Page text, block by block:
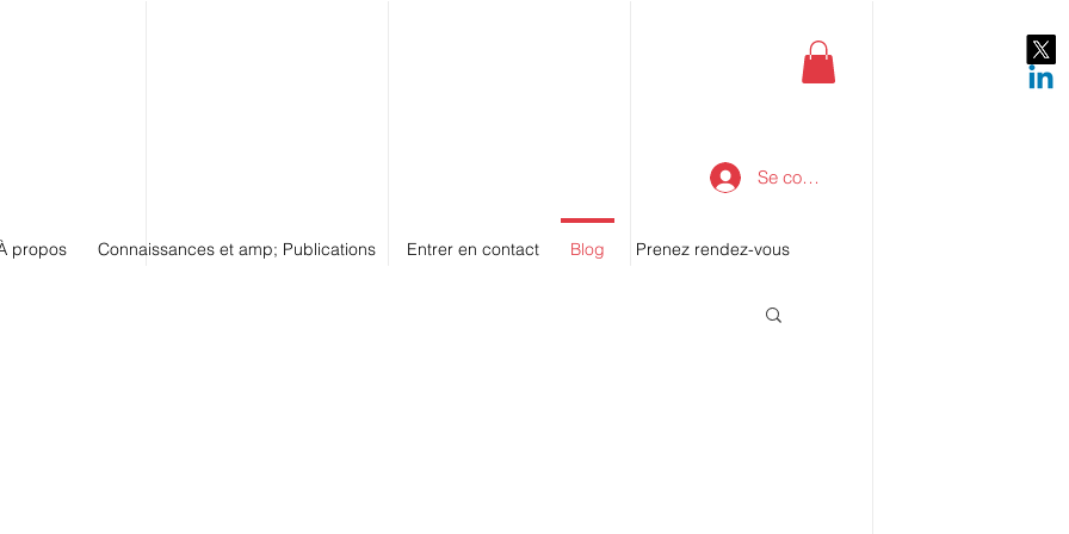
Se connecter
propos Connaissances et amp; Publications Entrer en contact Blog Prenez rendez-vous